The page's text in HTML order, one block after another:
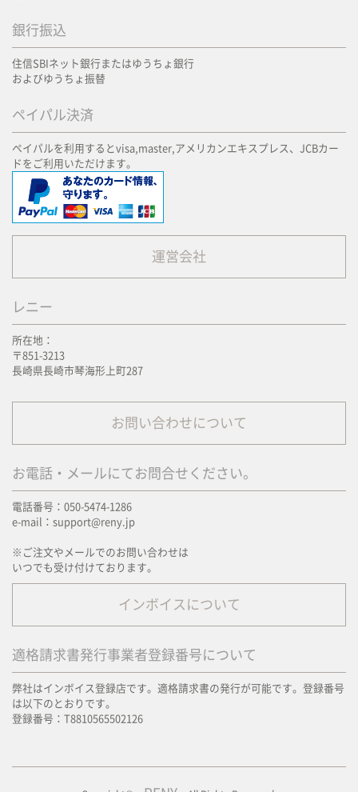
銀行振込
住信SBIネット銀行またはゆうちょ銀行
およびゆうちょ振替
ペイパル決済
ペイパルを利用するとvisa,master,アメリカンエキスプレス、JCBカー
ドをご利用いただけます。
運営会社
レニー
所在地：
〒851-3213
長崎県長崎市琴海形上町287
お問い合わせについて
お電話・メールにてお問合せください。
電話番号：050-5474-1286
e-mail：support@reny.jp
※ご注文やメールでのお問い合わせは
いつでも受け付けております。
インボイスについて
適格請求書発行事業者登録番号について
弊社はインボイス登録店です。適格請求書の発行が可能です。登録番号
は以下のとおりです。
登録番号：T8810565502126